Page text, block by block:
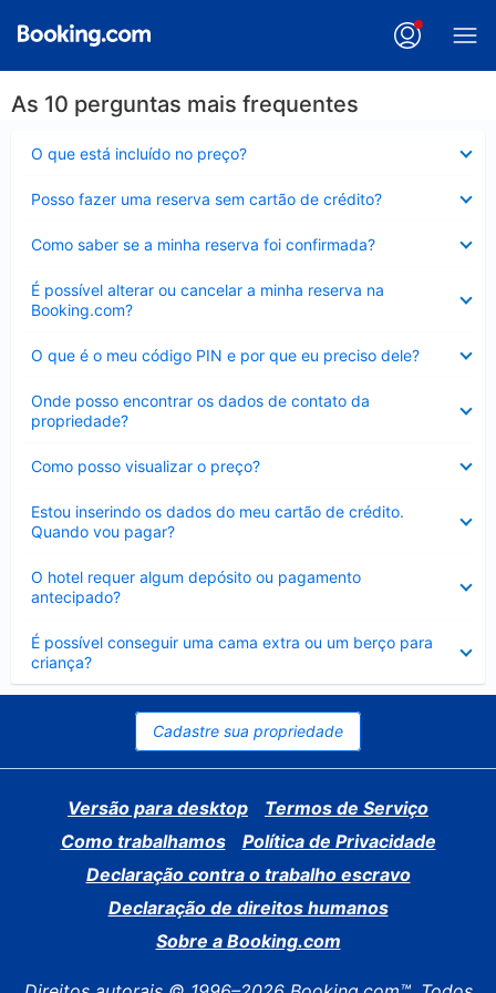
As 10 perguntas mais frequentes
O que está incluído no preço?
Posso fazer uma reserva sem cartão de crédito?
Como saber se a minha reserva foi confirmada?
É possível alterar ou cancelar a minha reserva na
Booking.com?
Contraído
O que é o meu código PIN e por que eu preciso dele?
Onde posso encontrar os dados de contato da
propriedade?
Como posso visualizar o preço?
Estou inserindo os dados do meu cartão de crédito.
Quando vou pagar?
O hotel requer algum depósito ou pagamento
antecipado?
É possível conseguir uma cama extra ou um berço para
criança?
Contraído
Cadastre sua propriedade
Versão para desktop
Termos de Serviço
Como trabalhamos
Política de Privacidade
Declaração contra o trabalho escravo
Declaração de direitos humanos
Sobre a Booking.com